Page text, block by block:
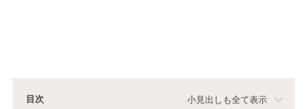
目次 小見出しも全て表示